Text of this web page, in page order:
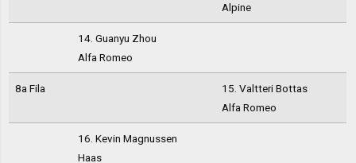
Alpine
14. Guanyu Zhou
Alfa Romeo
8a Fila
15. Valtteri Bottas
Alfa Romeo
16. Kevin Magnussen
Haas